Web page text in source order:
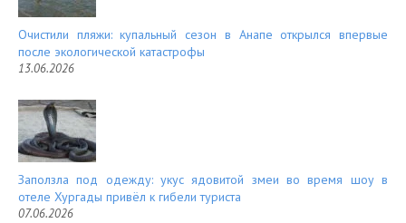
Очистили пляжи: купальный сезон в Анапе открылся впервые
после экологической катастрофы
13.06.2026
Заползла под одежду: укус ядовитой змеи во время шоу в
отеле Хургады привёл к гибели туриста
07.06.2026